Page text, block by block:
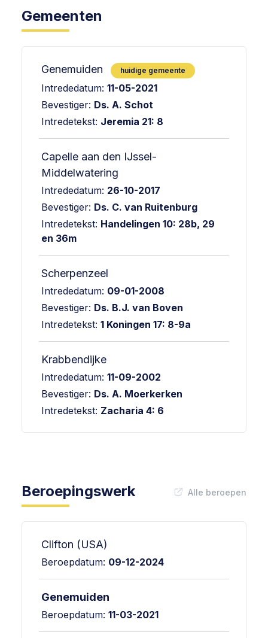
Gemeenten
Genemuiden huidige gemeente
Intrededatum: 11-05-2021
Bevestiger: Ds. A. Schot
Intredetekst: Jeremia 21: 8
Capelle aan den IJssel-
Middelwatering
Intrededatum: 26-10-2017
Bevestiger: Ds. C. van Ruitenburg
Intredetekst: Handelingen 10: 28b, 29
en 36m
Scherpenzeel
Intrededatum: 09-01-2008
Bevestiger: Ds. B.J. van Boven
Intredetekst: 1 Koningen 17: 8-9a
Krabbendijke
Intrededatum: 11-09-2002
Bevestiger: Ds. A. Moerkerken
Intredetekst: Zacharia 4: 6
Beroepingswerk Alle beroepen
Clifton (USA)
Beroepdatum: 09-12-2024
Genemuiden
Beroepdatum: 11-03-2021